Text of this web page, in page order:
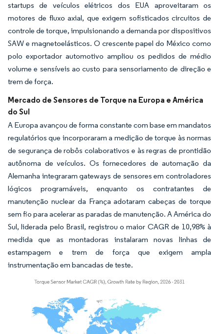
startups de veículos elétricos dos EUA aproveitaram os
motores de fluxo axial, que exigem sofisticados circuitos de
controle de torque, impulsionando a demanda por dispositivos
SAW e magnetoelásticos. O crescente papel do México como
polo exportador automotivo ampliou os pedidos de médio
volume e sensíveis ao custo para sensoriamento de direção e
trem de força.
Mercado de Sensores de Torque na Europa e América
do Sul
A Europa avançou de forma constante com base em mandatos
regulatórios que incorporaram a medição de torque às normas
de segurança de robôs colaborativos e às regras de prontidão
autônoma de veículos. Os fornecedores de automação da
Alemanha integraram gateways de sensores em controladores
lógicos programáveis, enquanto os contratantes de
manutenção nuclear da França adotaram cabeças de torque
sem fio para acelerar as paradas de manutenção. A América do
Sul, liderada pelo Brasil, registrou o maior CAGR de 10,98% à
medida que as montadoras instalaram novas linhas de
estampagem e trem de força que exigem ampla
instrumentação em bancadas de teste.